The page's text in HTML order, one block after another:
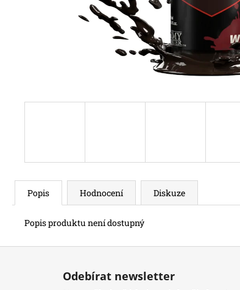
Popis Hodnocení Diskuze
Popis produktu není dostupný
Z
Odebírat newsletter